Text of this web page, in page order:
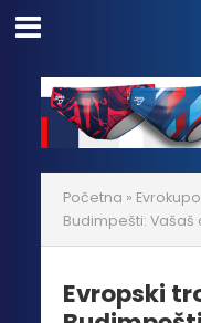
Početna »
Budimpešti: Vašaš
Evropski